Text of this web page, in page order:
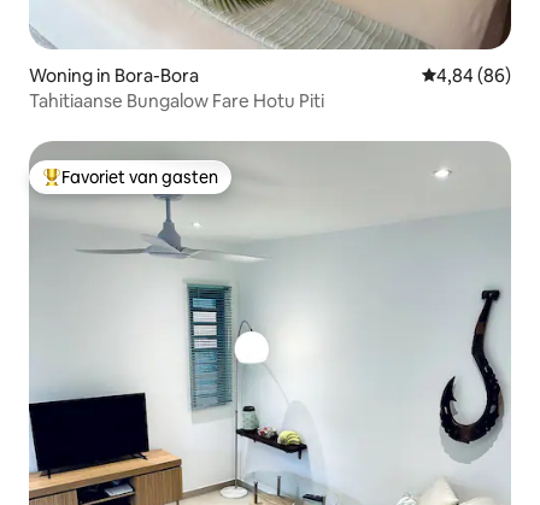
Woning in Bora-Bora Gemiddelde
4,84 (86)
Tahitiaanse Bungalow Fare Hotu Piti
Topfavoriet van gasten
Favoriet van gasten